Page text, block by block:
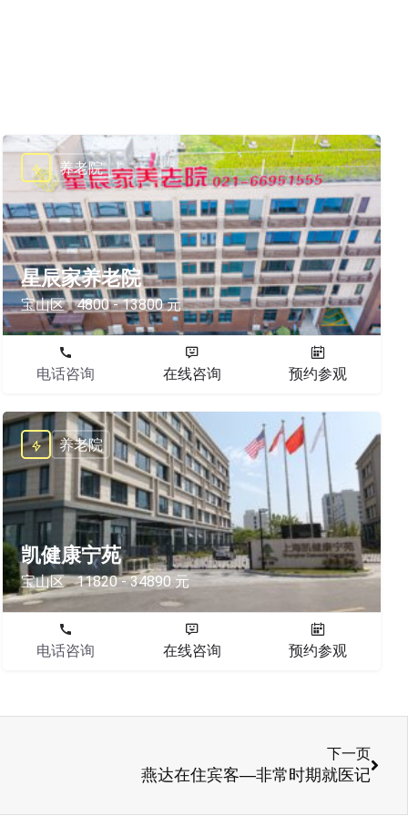
星辰家养老院
宝山区 4800 - 13800 元
养老院
电话咨询 在线咨询 预约参观
凯健康宁苑
宝山区 11820 - 34890 元
养老院
电话咨询 在线咨询 预约参观
下一页
燕达在住宾客—非常时期就医记